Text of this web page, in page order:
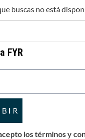
buscas no está
FYR
los términos y